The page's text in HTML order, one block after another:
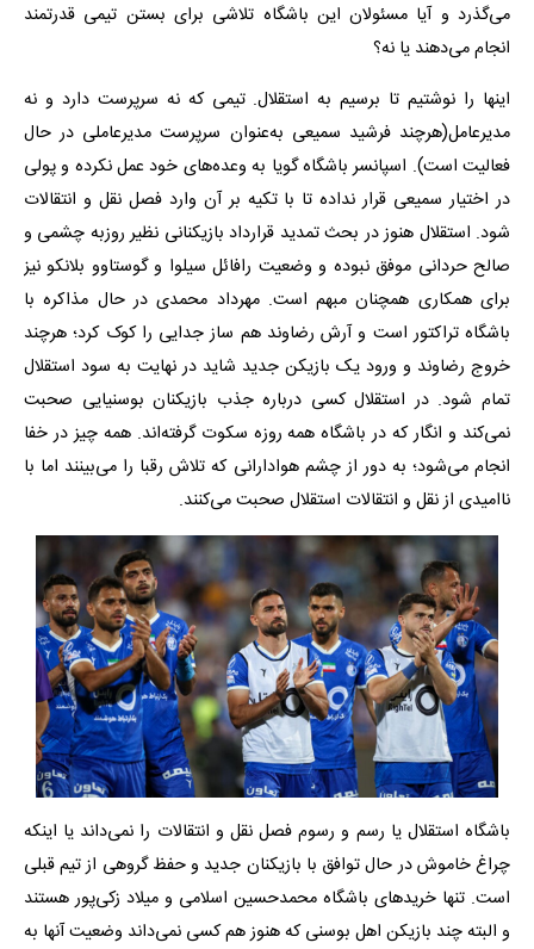
می‌گذرد و آیا مسئولان این باشگاه تلاشی برای بستن تیمی قدرتمند
انجام می‌دهند یا نه؟
اینها را نوشتیم تا برسیم به استقلال. تیمی که نه سرپرست دارد و نه
مدیرعامل(هرچند فرشید سمیعی به‌عنوان سرپرست مدیرعاملی در حال
فعالیت است). اسپانسر باشگاه گویا به وعده‌های خود عمل نکرده و پولی
در اختیار سمیعی قرار نداده تا با تکیه بر آن وارد فصل نقل و انتقالات
شود. استقلال هنوز در بحث تمدید قرارداد بازیکنانی نظیر روزبه چشمی و
صالح حردانی موفق نبوده و وضعیت رافائل سیلوا و گوستاوو بلانکو نیز
برای همکاری همچنان مبهم است. مهرداد محمدی در حال مذاکره با
باشگاه تراکتور است و آرش رضاوند هم ساز جدایی را کوک کرد؛ هرچند
خروج رضاوند و ورود یک بازیکن جدید شاید در نهایت به سود استقلال
تمام شود. در استقلال کسی درباره جذب بازیکنان بوسنیایی صحبت
نمی‌کند و انگار که در باشگاه همه روزه سکوت گرفته‌اند. همه چیز در خفا
انجام می‌شود؛ به دور از چشم هوادارانی که تلاش رقبا را می‌بینند اما با
ناامیدی از نقل و انتقالات استقلال صحبت می‌کنند.
باشگاه استقلال یا رسم و رسوم فصل نقل و انتقالات را نمی‌داند یا اینکه
چراغ خاموش در حال توافق با بازیکنان جدید و حفظ گروهی از تیم قبلی
است. تنها خریدهای باشگاه محمدحسین اسلامی و میلاد زکی‌پور هستند
و البته چند بازیکن اهل بوسنی که هنوز هم کسی نمی‌داند وضعیت آنها به